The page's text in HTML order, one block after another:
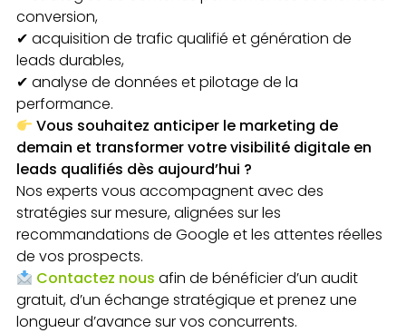
conversion,
✔ acquisition de trafic qualifié et génération de
leads durables,
✔ analyse de données et pilotage de la
performance.
Vous souhaitez anticiper le marketing de
demain et transformer votre visibilité digitale en
leads qualifiés dès aujourd’hui ?
Nos experts vous accompagnent avec des
stratégies sur mesure, alignées sur les
recommandations de Google et les attentes réelles
de vos prospects.
Contactez nous afin de bénéficier d’un audit
gratuit, d’un échange stratégique et prenez une
longueur d’avance sur vos concurrents.